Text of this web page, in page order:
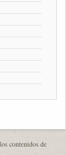
contenidos de